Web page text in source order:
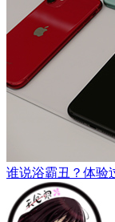
谁说浴霸丑？体验